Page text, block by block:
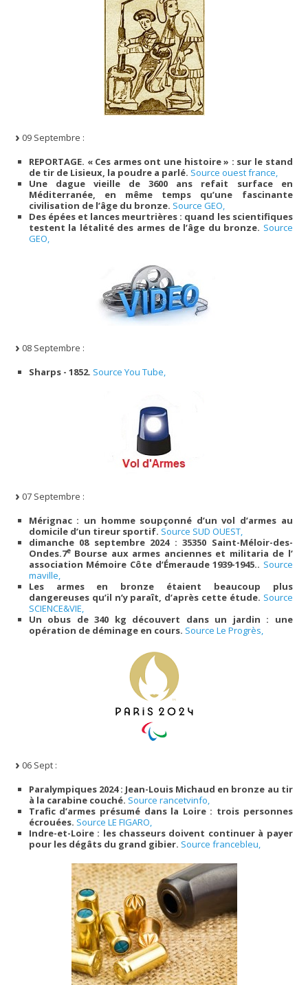
09 Septembre :
REPORTAGE. « Ces armes ont une histoire » : sur le stand
de tir de Lisieux, la poudre a parlé. Source ouest france,
Une dague vieille de 3600 ans refait surface en
Méditerranée, en même temps qu’une fascinante
civilisation de l’âge du bronze. Source GEO,
Des épées et lances meurtrières : quand les scientifiques
testent la létalité des armes de l’âge du bronze. Source
GEO,
08 Septembre :
Sharps - 1852. Source You Tube,
07 Septembre :
Mérignac : un homme soupçonné d’un vol d’armes au
domicile d’un tireur sportif. Source SUD OUEST,
dimanche 08 septembre 2024 : 35350 Saint-Méloir-des-
Ondes.7eBourse aux armes anciennes et militaria de l’
association Mémoire Côte d’Émeraude 1939-1945.. Source
maville,
Les armes en bronze étaient beaucoup plus
dangereuses qu’il n’y paraît, d’après cette étude. Source
SCIENCE&VIE,
Un obus de 340 kg découvert dans un jardin : une
opération de déminage en cours. Source Le Progrès,
06 Sept :
Paralympiques 2024 : Jean-Louis Michaud en bronze au tir
à la carabine couché. Source rancetvinfo,
Trafic d’armes présumé dans la Loire : trois personnes
écrouées. Source LE FIGARO,
Indre-et-Loire : les chasseurs doivent continuer à payer
pour les dégâts du grand gibier. Source francebleu,